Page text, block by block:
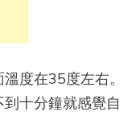
度在35度左右。
十分鐘就感覺自